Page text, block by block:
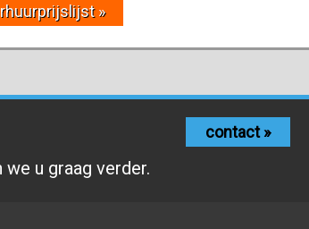
»
u graag verder.
contact »